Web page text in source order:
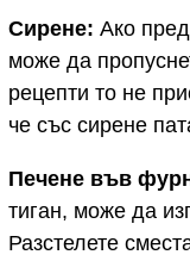
Сирене: Ако
може да
рецепти то не
че със сирене
Печене във
тиган, може да
Разстелете